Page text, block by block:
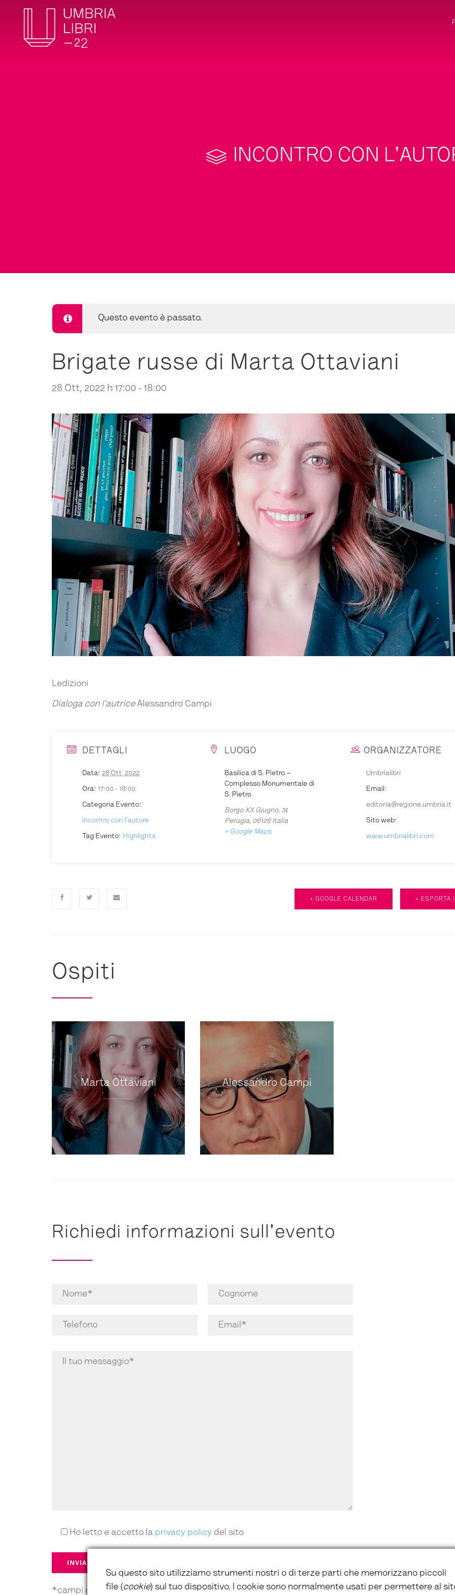
INCONTRO CON
Questo evento è passato.
Brigate russe di Marta Ottaviani
28 Ott, 2022 h 17:00 - 18:00
Ledizioni
Dialoga con l’autriceAlessandro Campi
DETTAGLI
Data: 28 Ott, 2022
Ora: 17:00 - 18:00
Categoria Evento:
Incontro con l'autore
Tag Evento: Highlights
LUOGO
Basilica di S. Pietro –
Complesso Monumentale di
S. Pietro
Borgo XX Giugno, 74
Perugia, 06126 Italia
+ Google Maps
ORGANIZZATORE
Umbrialibri
Email:
editoria@regione.umbria.it
Sito web:
www.umbrialibri.com
+ GOOGLE CALENDAR + ESPORTA
Ospiti
Marta Ottaviani Alessandro Campi
Richiedi informazioni sull'evento
Ho letto e accetto la privacy policy del sito
*campi obbligatori
Su questo sito utilizziamo strumenti nostri o di terze parti che memorizzano piccoli
file (cookie) sul tuo dispositivo. I cookie sono normalmente usati per permettere al